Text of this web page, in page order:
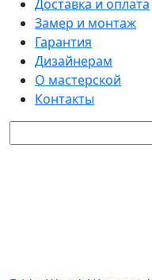
Доставка и оплата
Замер и монтаж
Гарантия
Дизайнерам
О мастерской
Контакты